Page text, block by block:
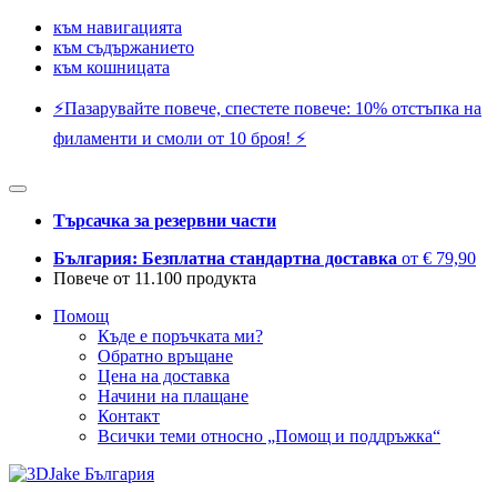
към навигацията
към съдържанието
към кошницата
⚡️Пазарувайте повече, спестете повече: 10% отстъпка на
филаменти и смоли от 10 броя! ⚡️
Търсачка за резервни части
България: Безплатна стандартна доставка от € 79,90
Повече от 11.100 продукта
Помощ
Къде е поръчката ми?
Обратно връщане
Цена на доставка
Начини на плащане
Контакт
Всички теми относно „Помощ и поддръжка“